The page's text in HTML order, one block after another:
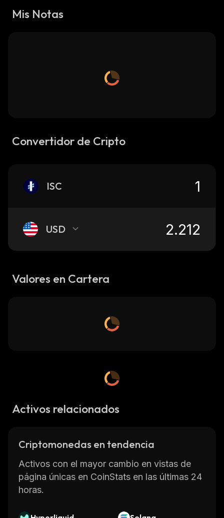
Mis Notas
Convertidor de Cripto
ISC
USD
Valores en Cartera
Activos relacionados
Criptomonedas en tendencia
Activos con el mayor cambio en vistas de
página únicas en CoinStats en las últimas 24
horas.